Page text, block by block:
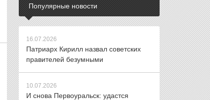
Популярные новости
16.07.2026
Патриарх Кирилл назвал советских
правителей безумными
10.07.2026
И снова Первоуральск: удастся